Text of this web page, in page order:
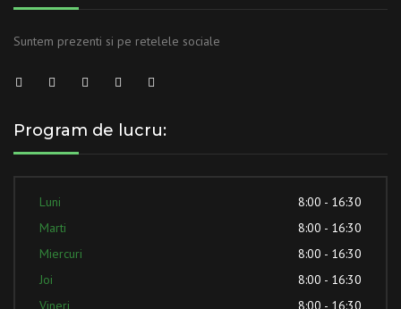
Suntem prezenti si pe retelele sociale
Program de lucru:
Luni
8:00 - 16:30
Marti
8:00 - 16:30
Miercuri
8:00 - 16:30
Joi
8:00 - 16:30
Vineri
8:00 - 16:30